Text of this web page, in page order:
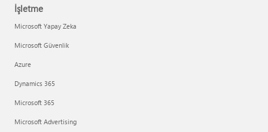
İşletme
Microsoft Yapay Zeka
Microsoft Güvenlik
Azure
Dynamics 365
Microsoft 365
Microsoft Advertising